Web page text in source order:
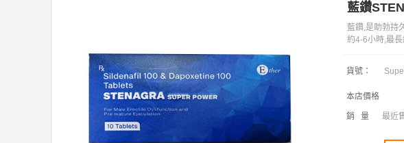
藍鑽
藍鑽,是助勃持
約4-6小時,最
貨號：
本店價格
銷 量 最近